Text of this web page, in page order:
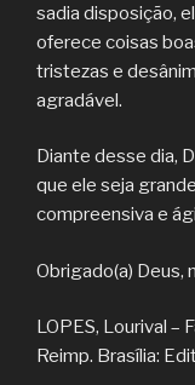
sadia disposição,
oferece coisas
tristezas e
agradável.
Diante desse dia,
que ele seja
compreensiva e
Obrigado(a) Deus,
LOPES, Lourival –
Reimp. Brasília: